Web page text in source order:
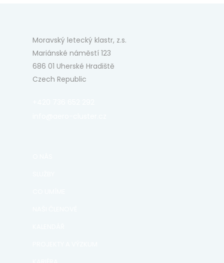
Moravský letecký klastr, z.s.
Mariánské náměstí 123
686 01 Uherské Hradiště
Czech Republic